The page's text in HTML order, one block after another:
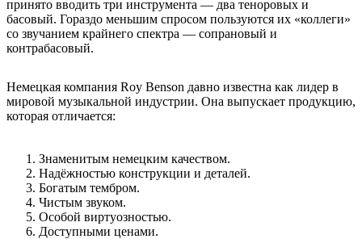
принято вводить три инструмента ― два теноровых и
басовый. Гораздо меньшим спросом пользуются их «коллеги»
со звучанием крайнего спектра ― сопрановый и
контрабасовый.
Немецкая компания Roy Benson давно известна как лидер в
мировой музыкальной индустрии. Она выпускает продукцию,
которая отличается:
Знаменитым немецким качеством.
Надёжностью конструкции и деталей.
Богатым тембром.
Чистым звуком.
Особой виртуозностью.
Доступными ценами.